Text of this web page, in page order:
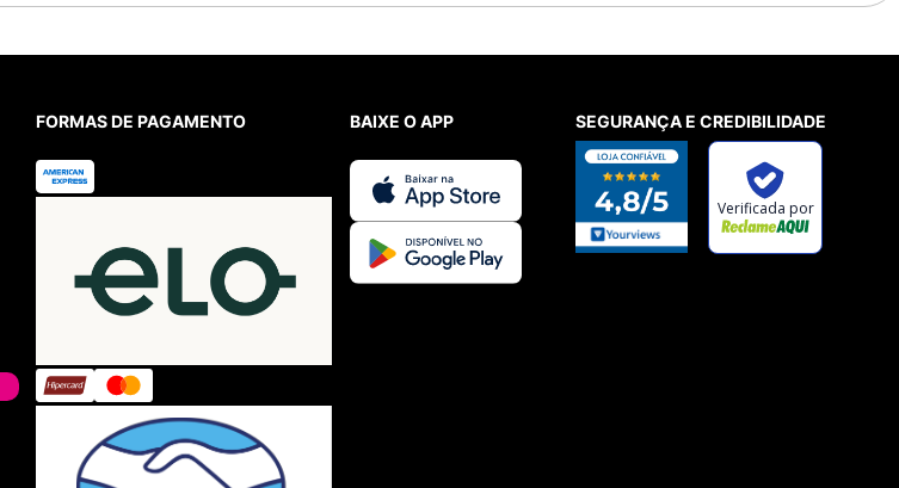
FORMAS DE PAGAMENTO BAIXE O APP SEGURANÇA E CREDIBILIDADE